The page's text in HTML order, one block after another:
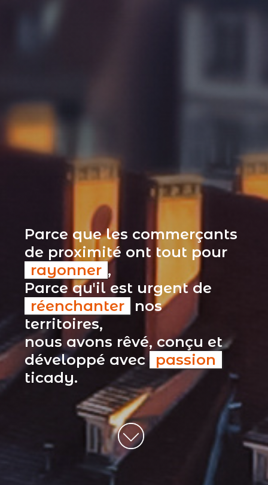
Parce que les commerçants
de proximité ont tout pour
rayonner ,
Parce qu'il est urgent de
réenchanter
nos
territoires,
nous avons rêvé, conçu et
développé avec passion
ticady.